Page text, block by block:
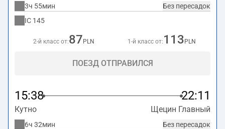
Без пересадок
3ч 55мин
IC 145
2-й класс от:87 PLN 1-й класс от: 113 PLN
ПОЕЗД ОТПРАВИЛСЯ
15:38 22:11
Кутно Щецин Главный
Без пересадок
6ч 32мин